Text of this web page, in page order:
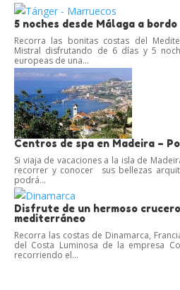
5 noches desde Málaga a
Recorra las bonitas costas del
Mistral disfrutando de 6 días y 5
europeas de una...
Centros de spa en Madeira –
Si viaja de vacaciones a la isla de
recorrer y conocer sus bellezas
podrá...
Disfrute de un hermoso
mediterráneo
Recorra las costas de Dinamarca,
del Costa Luminosa de la empresa
recorriendo el...